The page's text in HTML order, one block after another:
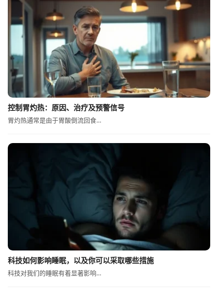
控制胃灼热：原因、治疗及预警信号
胃灼热通常是由于胃酸倒流回食…
科技如何影响睡眠，以及你可以采取哪些措施
科技对我们的睡眠有着显著影响…